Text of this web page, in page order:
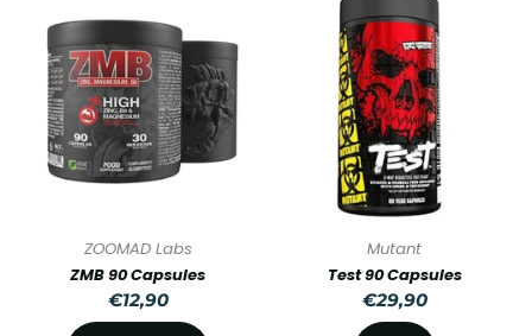
ZOOMAD Labs
ZMB 90 Capsules
€12,90
Mutant
Test 90 Capsules
€29,90